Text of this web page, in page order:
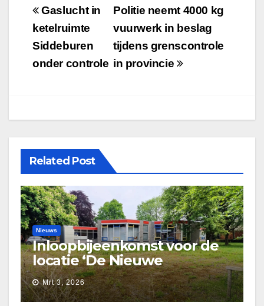
Bericht
navigatie
Politie neemt 4000 kg
vuurwerk in beslag
tijdens grenscontrole
in provincie
Gaslucht in
ketelruimte
Siddeburen
onder controle
Related Post
Nieuws
Inloopbijeenkomst voor de
locatie ‘De Nieuwe
Waarborg’
Mrt 3, 2026